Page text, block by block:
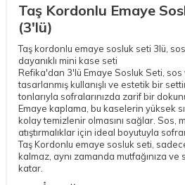
Taş Kordonlu Emaye
(3'lü)
Taş kordonlu emaye sosluk seti 3lü,
dayanıklı mini kase seti
Refika'dan 3'lü Emaye Sosluk Seti,
tasarlanmış kullanışlı ve estetik bir
tonlarıyla sofralarınızda zarif bir
Emaye kaplama, bu kaselerin yüksek
kolay temizlenir olmasını sağlar. Sos,
atıştırmalıklar için ideal boyutuyla
Taş Kordonlu emaye sosluk seti,
kalmaz, aynı zamanda mutfağınıza ve
katar.